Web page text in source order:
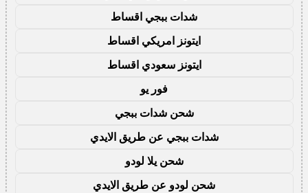
شدات ببجي اقساط
ايتونز امريكي اقساط
ايتونز سعودي اقساط
فور يو
شحن شدات ببجي
شدات ببجي عن طريق الايدي
شحن يلا لودو
شحن لودو عن طريق الايدي